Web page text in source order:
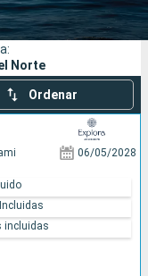
Compañías
Norte
Ordenar
06/05/2028
incluidas